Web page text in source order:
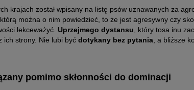
krajach został wpisany na listę psów uznawanych za
można o nim powiedzieć, to że jest agresywny czy
lekceważyć. Uprzejmego dystansu, który tosa inu
ich strony. Nie lubi być dotykany bez pytania, a bliższe
pomimo skłonności do dominacji